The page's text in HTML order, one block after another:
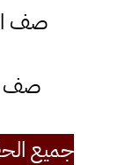
صف
صف
جميع